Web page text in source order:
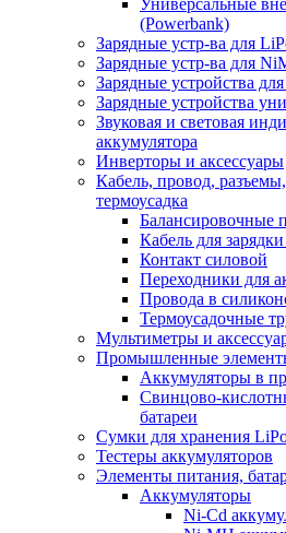
Универсальные
(Powerbank)
Зарядные устр-ва для
Зарядные устр-ва для
Зарядные устройства
Зарядные устройства
Звуковая и световая
аккумулятора
Инверторы и аксессуары
Кабель, провод,
термоусадка
Балансировочные
Кабель для
Контакт силовой
Переходники для
Провода в
Термоусадочные
Мультиметры и
Промышленные
Аккумуляторы в
Свинцово-
батареи
Сумки для хранения
Тестеры аккумуляторов
Элементы питания,
Аккумуляторы
Ni-Cd